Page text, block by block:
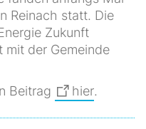
Reinach statt. Die
Zukunft
mit der Gemeinde
Beitrag
hier.